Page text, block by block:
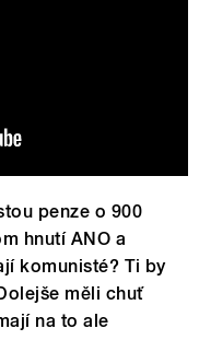
penze o 900
hnutí ANO a
komunisté? Ti by
měli chuť
na to ale